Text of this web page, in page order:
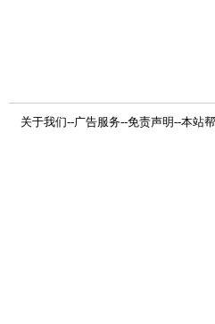
关于我们--广告服务--免责声明--本站